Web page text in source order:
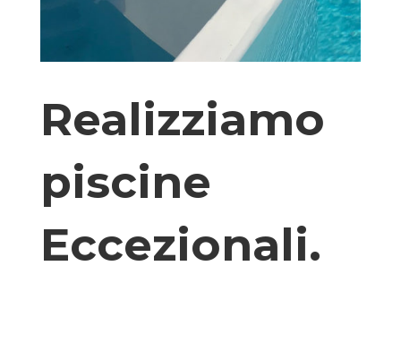
Realizziamo
piscine
Eccezionali.